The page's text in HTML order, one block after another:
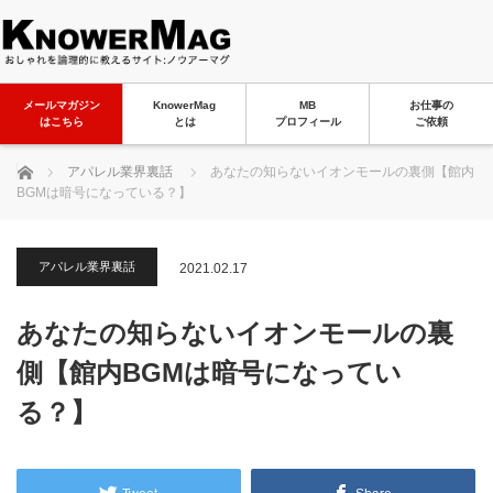
メールマガジン
はこちら
KnowerMag
とは
MB
プロフィール
お仕事の
ご依頼
ホーム アパレル業界裏話
あなたの知らないイオンモールの裏側【館内
BGMは暗号になっている？】
アパレル業界裏話 2021.02.17
あなたの知らないイオンモールの裏
側【館内BGMは暗号になってい
る？】